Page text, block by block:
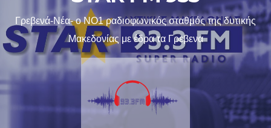
Γρεβενά-Νέα- ο ΝΟ1 ραδιοφωνικός σταθμός της δυτικής
Μακεδονίας με έδρα τα Γρεβενα